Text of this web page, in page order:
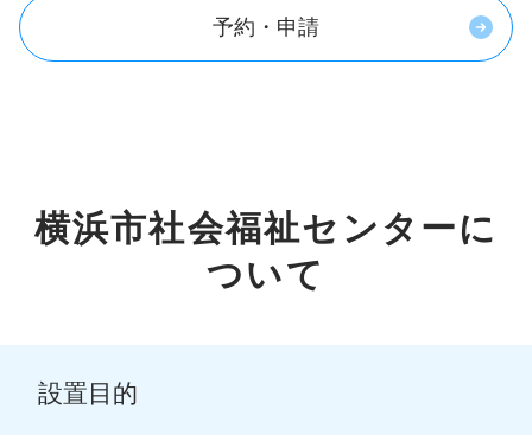
予約・申請
横浜市社会福祉センターに
ついて
設置目的